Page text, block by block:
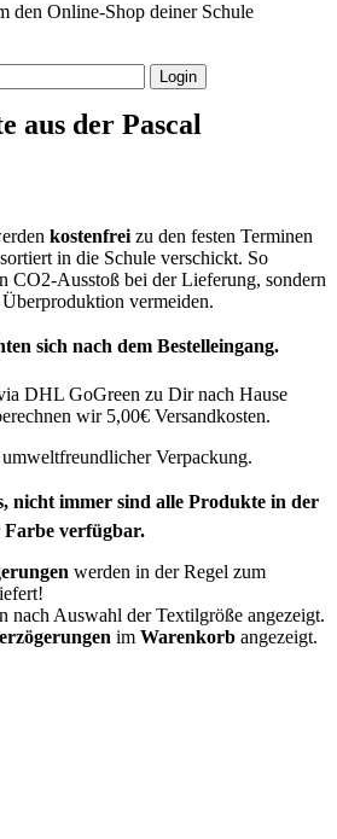
den Online-Shop deiner Schule
aus der Pascal
kostenfrei zu den festen Terminen
in die Schule verschickt. So
CO2-Ausstoß bei der Lieferung, sondern
vermeiden.
sich nach dem Bestelleingang.
DHL GoGreen zu Dir nach Hause
wir 5,00€ Versandkosten.
Verpackung.
nicht immer sind alle Produkte in der
Farbe verfügbar.
werden in der Regel zum
nach Auswahl der Textilgröße angezeigt.
imWarenkorb angezeigt.